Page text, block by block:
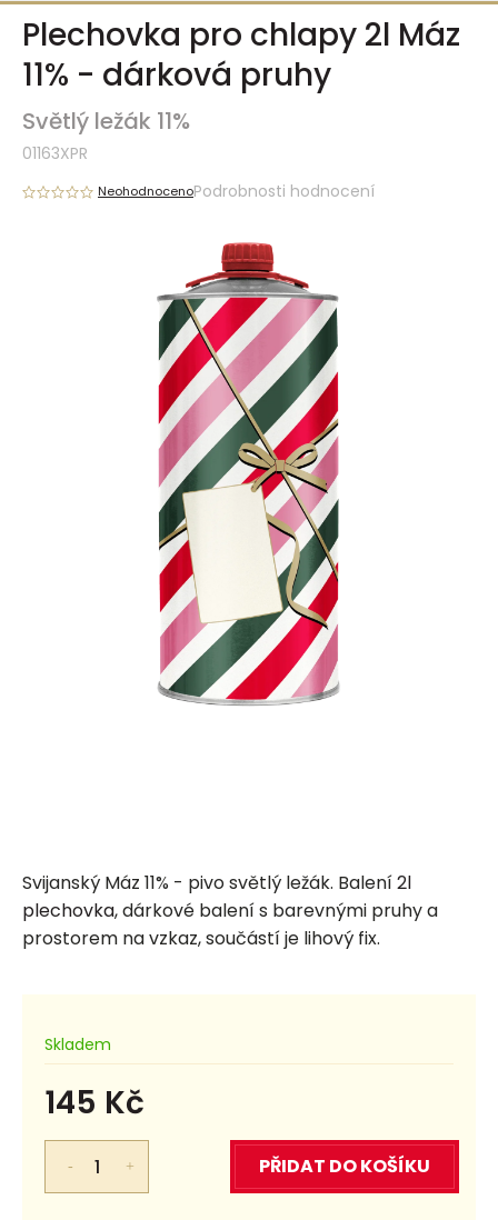
Přejít
obsahPlechovka pro chlapy 2l Máz
11% - dárková pruhy
Světlý ležák 11%
01163XPR
NeohodnocenoPodrobnosti hodnocení
Svijanský Máz 11% - pivo světlý ležák. Balení2l
plechovka, dárkové balení s barevnými pruhy a
prostorem na vzkaz, součástí je lihový fix.
Skladem
145 Kč
Měrná
cena:
PŘIDAT DO KOŠÍKU